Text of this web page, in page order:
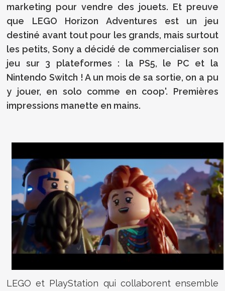
marketing pour vendre des jouets. Et preuve
que LEGO Horizon Adventures est un jeu
destiné avant tout pour les grands, mais surtout
les petits, Sony a décidé de commercialiser son
jeu sur 3 plateformes : la PS5, le PC et la
Nintendo Switch ! A un mois de sa sortie, on a pu
y jouer, en solo comme en coop'. Premières
impressions manette en mains.
LEGO et PlayStation qui collaborent ensemble